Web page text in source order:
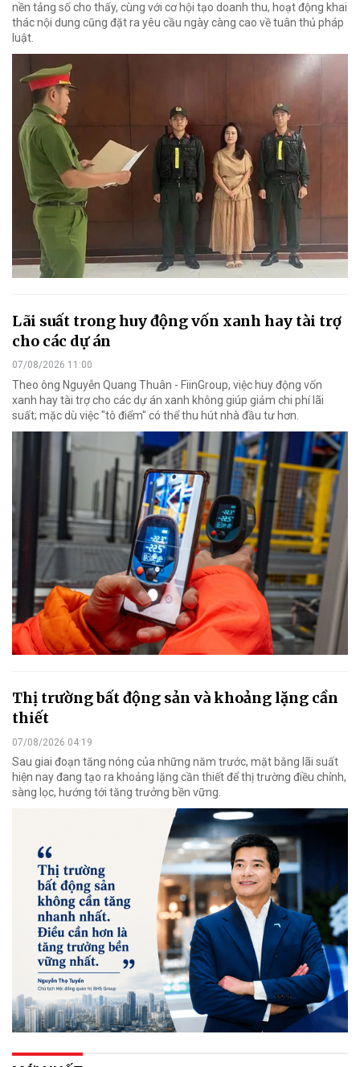
nền tảng số cho thấy, cùng với cơ hội tạo doanh thu, hoạt động khai
thác nội dung cũng đặt ra yêu cầu ngày càng cao về tuân thủ pháp
luật.
Lãi suất trong huy động vốn xanh hay tài trợ
cho các dự án
07/08/2026 11:00
Theo ông Nguyễn Quang Thuân - FiinGroup, việc huy động vốn
xanh hay tài trợ cho các dự án xanh không giúp giảm chi phí lãi
suất; mặc dù việc "tô điểm" có thể thu hút nhà đầu tư hơn.
Thị trường bất động sản và khoảng lặng cần
thiết
07/08/2026 04:19
Sau giai đoạn tăng nóng của những năm trước, mặt bằng lãi suất
hiện nay đang tạo ra khoảng lặng cần thiết để thị trường điều chỉnh,
sàng lọc, hướng tới tăng trưởng bền vững.